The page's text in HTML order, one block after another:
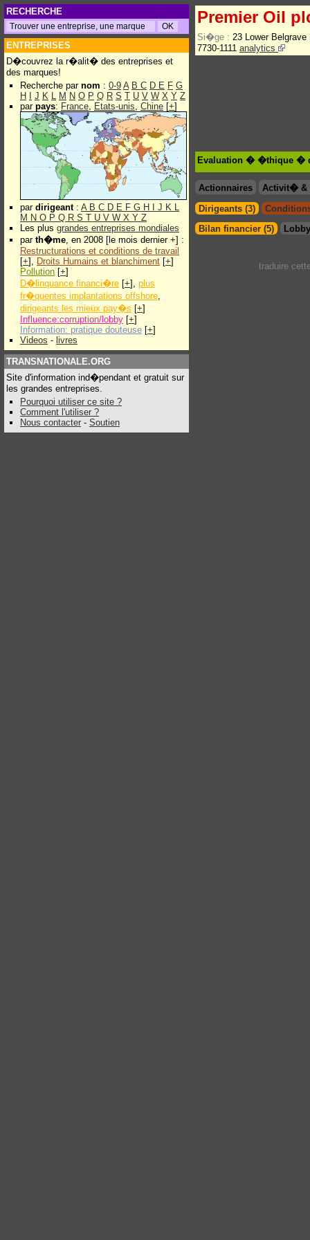
RECHERCHE
ENTREPRISES
D�couvrez la r�alit� des entreprises et
des marques!
Recherche par nom : 0-9 A B C D E F G
H
J K L M N O P Q R S T U V W X Y Z
par pays: France, Etats-unis, Chine [+]
par dirigeant: A B C D E F G H J K L
M N O P Q R S T U V W X Y Z
Les plus grandes entreprises mondiales
par th�me, en 2008 [le mois dernier +] :
Restructurations et conditions de travail
[+], Droits Humains et blanchiment [+]
Pollution [+]
D�linquance financi�re [+], plus
fr�quentes implantations offshore,
dirigeants les mieux pay�s [+]
Influence:corruption/lobby [+]
Information: pratique douteuse [+]
Videos - livres
TRANSNATIONALE.ORG
Site d'information ind�pendant et gratuit sur
les grandes entreprises.
Pourquoi utiliser ce site ?
Comment l'utiliser ?
Nous contacter - Soutien
Premier Oil
Si�ge : 23 Lower
7730-1111 analytics
Evaluation � �thique �
Actionnaires
Activit� &
Dirigeants (3)
Bilan financier (5)
traduire